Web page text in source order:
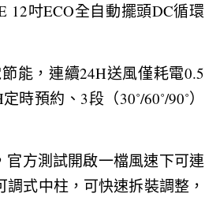
12吋ECO全自動擺頭DC循環
能，連續24H送風僅耗電0.5
預約、3段（30˚/60˚/90˚）
官方測試開啟一檔風速下可連
式中柱，可快速拆裝調整，